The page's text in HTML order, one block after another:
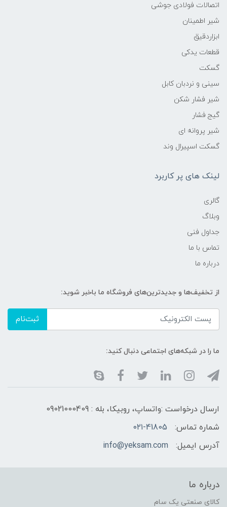
اتصالات فولادی جوشی
شیر اطمینان
ابزاردقیق
قطعات یدکی
گسکت
سینی و نردبان کابل
شیر فشار شکن
گیج فشار
شیر پروانه ای
گسکت اسپیرال وند
لینک های پر کاربرد
گالری
وبلاگ
جداول فنی
تماس با ما
درباره ما
از تخفیف‌ها و جدیدترین‌های فروشگاه ما باخبر شوید:
ثبت‌نام
ما را در شبکه‌های اجتماعی دنبال کنید:
ارسال درخواست :واتساپ، روبیکا، بله : 09021000409
شماره تماس:
۰۲۱-41805
آدرس ایمیل:
info@yeksam.com
درباره ما
کالای صنعتی یک سام